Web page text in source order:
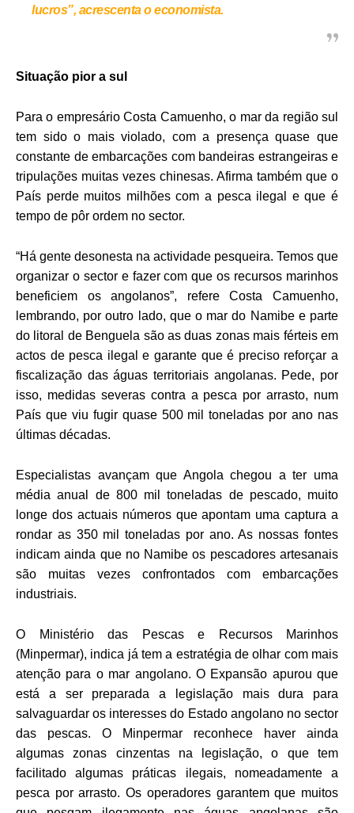
lucros”, acrescenta o economista.
Situação pior a sul
Para o empresário Costa Camuenho, o mar da região sul
tem sido o mais violado, com a presença quase que
constante de embarcações com bandeiras estrangeiras e
tripulações muitas vezes chinesas. Afirma também que o
País perde muitos milhões com a pesca ilegal e que é
tempo de pôr ordem no sector.
“Há gente desonesta na actividade pesqueira. Temos que
organizar o sector e fazer com que os recursos marinhos
beneficiem os angolanos”, refere Costa Camuenho,
lembrando, por outro lado, que o mar do Namibe e parte
do litoral de Benguela são as duas zonas mais férteis em
actos de pesca ilegal e garante que é preciso reforçar a
fiscalização das águas territoriais angolanas. Pede, por
isso, medidas severas contra a pesca por arrasto, num
País que viu fugir quase 500 mil toneladas por ano nas
últimas décadas.
Especialistas avançam que Angola chegou a ter uma
média anual de 800 mil toneladas de pescado, muito
longe dos actuais números que apontam uma captura a
rondar as 350 mil toneladas por ano. As nossas fontes
indicam ainda que no Namibe os pescadores artesanais
são muitas vezes confrontados com embarcações
industriais.
O Ministério das Pescas e Recursos Marinhos
(Minpermar), indica já tem a estratégia de olhar com mais
atenção para o mar angolano. O Expansão apurou que
está a ser preparada a legislação mais dura para
salvaguardar os interesses do Estado angolano no sector
das pescas. O Minpermar reconhece haver ainda
algumas zonas cinzentas na legislação, o que tem
facilitado algumas práticas ilegais, nomeadamente a
pesca por arrasto. Os operadores garantem que muitos